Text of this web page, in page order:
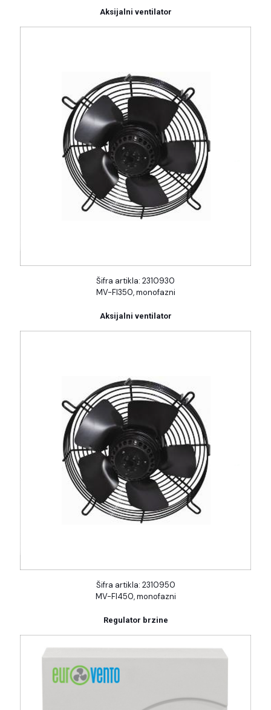
Aksijalni ventilator
Šifra artikla: 2310930
MV-FI350, monofazni
Aksijalni ventilator
Šifra artikla: 2310950
MV-FI450, monofazni
Regulator brzine